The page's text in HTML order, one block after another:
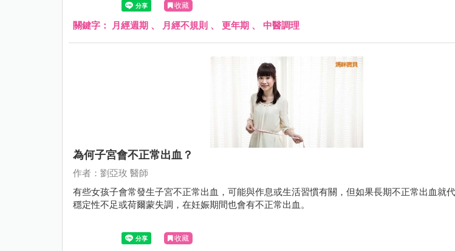
收藏
關鍵字： 月經週期 、 月經不規則 、 更年期 、 中醫調理
為何子宮會不正常出血？
作者：劉亞玫 醫師
有些女孩子會常發生子宮不正常出血，可能與作息或生活習慣有關，但如果長期不正常出血就
穩定性不足或荷爾蒙失調，在妊娠期間也會有不正常出血。
收藏